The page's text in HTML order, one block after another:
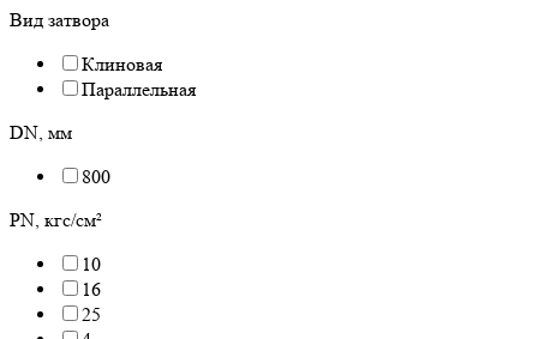
Вид затвора
Клиновая
Параллельная
DN, мм
800
PN, кгс/см²
10
16
25